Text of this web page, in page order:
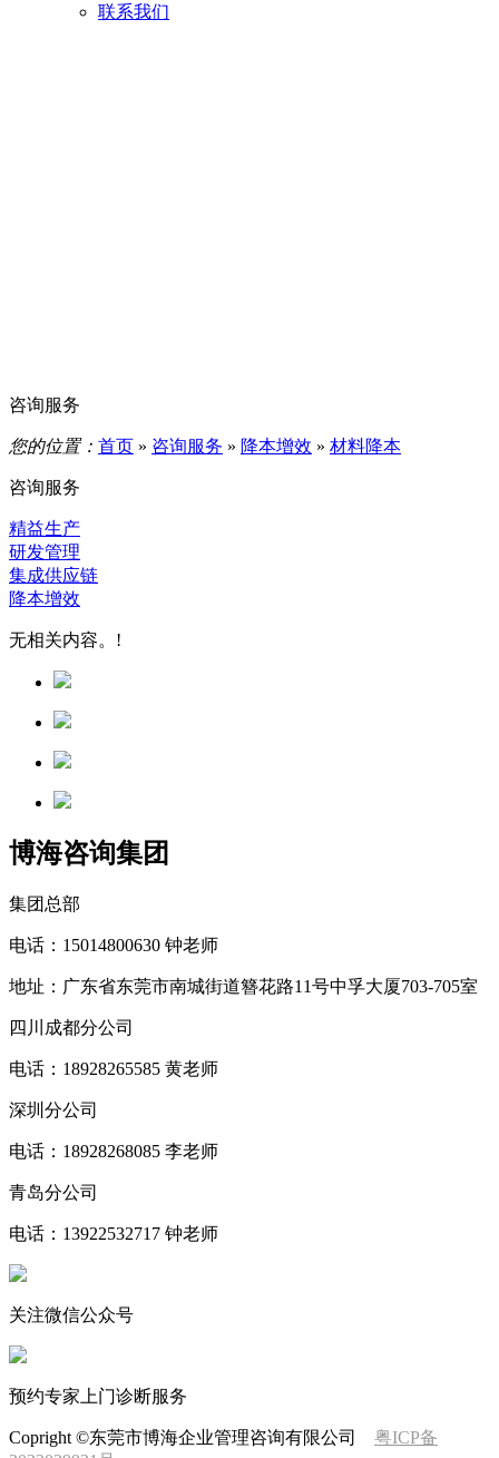
联系我们
咨询服务
您的位置： 首页 » 咨询服务 » 降本增效 » 材料降本
咨询服务
精益生产
研发管理
集成供应链
降本增效
无相关内容。!
博海咨询集团
集团总部
电话：15014800630 钟老师
地址：广东省东莞市南城街道簪花路11号中孚大厦703-705室
四川成都分公司
电话：18928265585 黄老师
深圳分公司
电话：18928268085 李老师
青岛分公司
电话：13922532717 钟老师
关注微信公众号
预约专家上门诊断服务
Copright ©东莞市博海企业管理咨询有限公司 粤ICP备